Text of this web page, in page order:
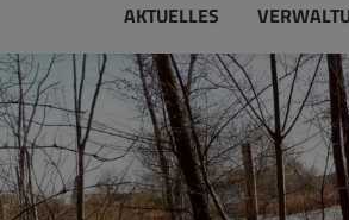
AKTUELLES